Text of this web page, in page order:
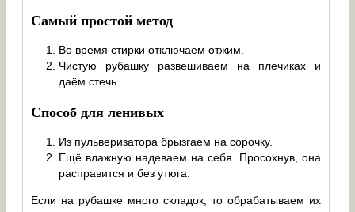
Самый простой метод
Во время стирки отключаем отжим.
Чистую рубашку развешиваем на плечиках и
даём стечь.
Способ для ленивых
Из пульверизатора брызгаем на сорочку.
Ещё влажную надеваем на себя. Просохнув, она
расправится и без утюга.
Если на рубашке много складок, то обрабатываем их